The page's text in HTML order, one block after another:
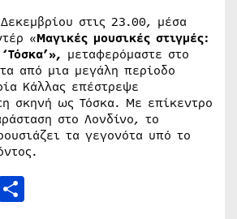
στις 23.00, μέσα
«Μαγικές μουσικές στιγμές:
μεταφερόμαστε στο
από μια μεγάλη περίοδο
Κάλλας επέστρεψε
σκηνή ως Τόσκα. Με επίκεντρο
στο Λονδίνο, το
τα γεγονότα υπό το